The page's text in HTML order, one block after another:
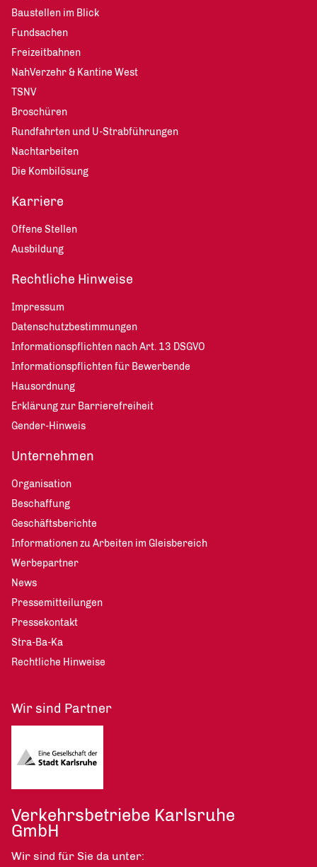
Baustellen im Blick
Fundsachen
Freizeitbahnen
NahVerzehr & Kantine West
TSNV
Broschüren
Rundfahrten und U-Strabführungen
Nachtarbeiten
Die Kombilösung
Karriere
Offene Stellen
Ausbildung
Rechtliche Hinweise
Impressum
Datenschutzbestimmungen
Informationspflichten nach Art. 13 DSGVO
Informationspflichten für Bewerbende
Hausordnung
Erklärung zur Barrierefreiheit
Gender-Hinweis
Unternehmen
Organisation
Beschaffung
Geschäftsberichte
Informationen zu Arbeiten im Gleisbereich
Werbepartner
News
Pressemitteilungen
Pressekontakt
Stra-Ba-Ka
Rechtliche Hinweise
Wir sind Partner
Verkehrsbetriebe Karlsruhe
GmbH
Wir sind für Sie da unter: